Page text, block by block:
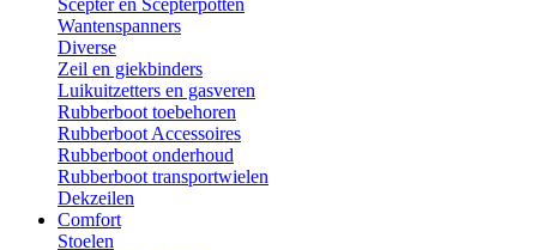
Wantenspanners
Diverse
Zeil en giekbinders
Luikuitzetters en gasveren
Rubberboot toebehoren
Rubberboot Accessoires
Rubberboot onderhoud
Rubberboot transportwielen
Dekzeilen
Comfort
Stoelen